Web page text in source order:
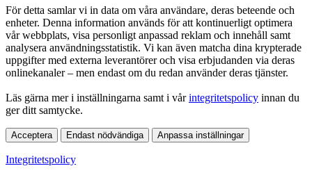
För detta samlar vi in data om våra användare, deras beteende och
enheter. Denna information används för att kontinuerligt optimera
vår webbplats, visa personligt anpassad reklam och innehåll samt
analysera användningsstatistik. Vi kan även matcha dina krypterade
uppgifter med externa leverantörer och visa erbjudanden via deras
onlinekanaler – men endast om du redan använder deras tjänster.
Läs gärna mer i inställningarna samt i vårintegritetspolicy innan du
ger ditt samtycke.
Acceptera Endast nödvändiga Anpassa inställningar
Integritetspolicy